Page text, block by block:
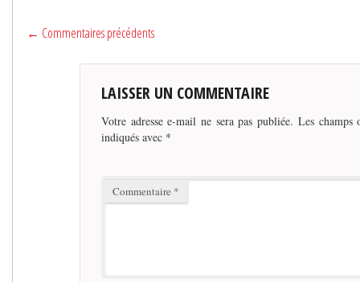
← Commentaires précédents
LAISSER UN COMMENTAIRE
Votre adresse e-mail ne sera pas publiée. Les champs
indiqués avec *
Commentaire *